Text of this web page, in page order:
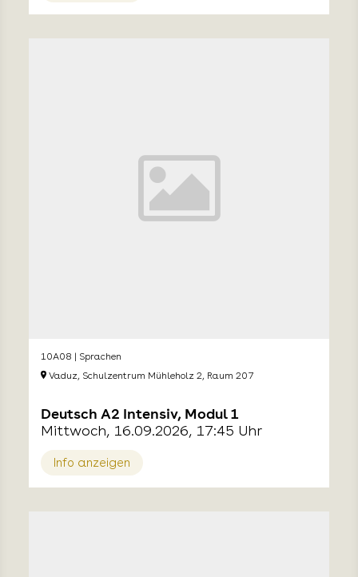
10A08 | Sprachen
Vaduz, Schulzentrum Mühleholz 2, Raum 207
Deutsch A2 Intensiv, Modul 1
Mittwoch, 16.09.2026, 17:45 Uhr
Info anzeigen